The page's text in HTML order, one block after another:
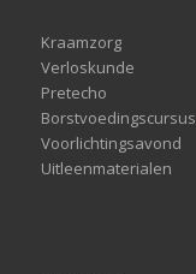
Kraamzorg
Verloskunde
Pretecho
Borstvoedingscursus
Voorlichtingsavond
Uitleenmaterialen